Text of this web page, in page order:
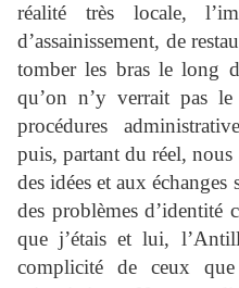
réalité très locale,
d’assainissement, de
tomber les bras le long
qu’on n’y verrait pas
procédures
puis, partant du réel,
des idées et aux
des problèmes
que j’étais et lui,
complicité de ceux